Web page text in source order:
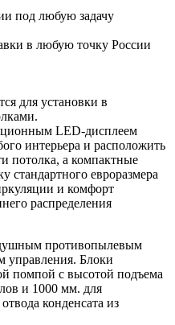
под любую задачу
в любую точку России
для установки в
LED-дисплеем
интерьера и расположить
потолка, а компактные
стандартного евроразмера
и комфорт
распределения
противопылевым
управления. Блоки
помпой с высотой подъема
и 1000 мм. для
конденсата из